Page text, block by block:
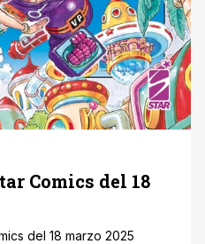
Comics del 18
del 18 marzo 2025